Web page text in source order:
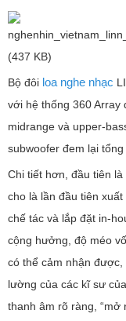
Bộ đôi loa nghe nhạc
với hệ thống 360 Array
midrange và upper-
subwoofer đem lại
Chi tiết hơn, đầu tiên
cho là lần đầu tiên
chế tác và lắp đặt in-
cộng hưởng, độ méo
có thể cảm nhận
lường của các kĩ sư
thanh âm rõ ràng,